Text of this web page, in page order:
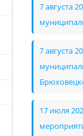
7 августа
7 августа
17 июля